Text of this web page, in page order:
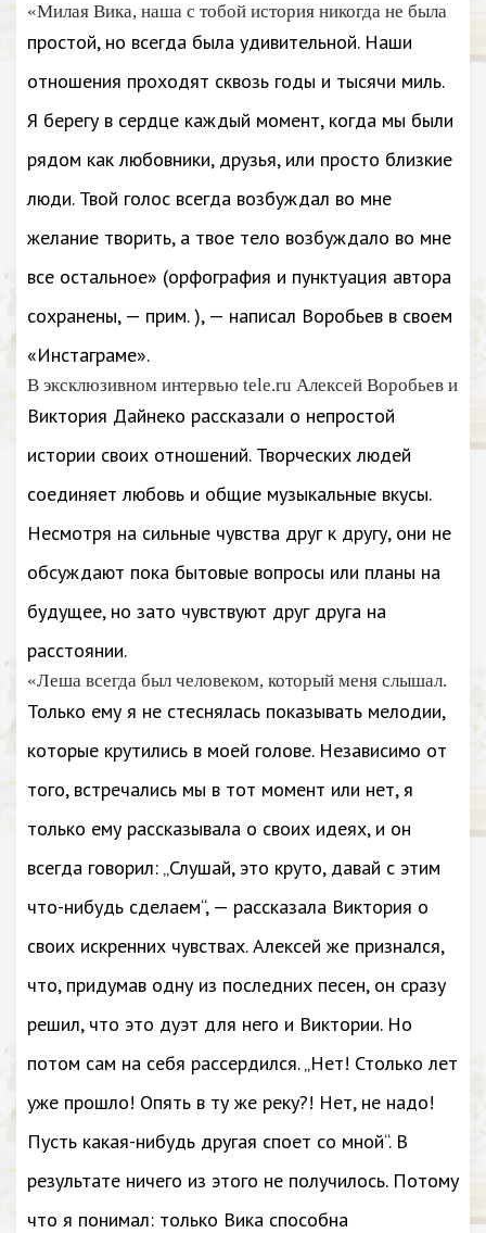
«Милая Вика, наша с тобой история никогда не была
простой, но всегда была удивительной. Наши
отношения проходят сквозь годы и тысячи миль.
Я берегу в сердце каждый момент, когда мы были
рядом как любовники, друзья, или просто близкие
люди. Твой голос всегда возбуждал во мне
желание творить, а твое тело возбуждало во мне
все остальное» (орфография и пунктуация автора
сохранены, — прим. ), — написал Воробьев в своем
«Инстаграме».
В эксклюзивном интервью tele.ru Алексей Воробьев и
Виктория Дайнеко рассказали о непростой
истории своих отношений. Творческих людей
соединяет любовь и общие музыкальные вкусы.
Несмотря на сильные чувства друг к другу, они не
обсуждают пока бытовые вопросы или планы на
будущее, но зато чувствуют друг друга на
расстоянии.
«Леша всегда был человеком, который меня слышал.
Только ему я не стеснялась показывать мелодии,
которые крутились в моей голове. Независимо от
того, встречались мы в тот момент или нет, я
только ему рассказывала о своих идеях, и он
всегда говорил: „Слушай, это круто, давай с этим
что-нибудь сделаем“, — рассказала Виктория о
своих искренних чувствах. Алексей же признался,
что, придумав одну из последних песен, он сразу
решил, что это дуэт для него и Виктории. Но
потом сам на себя рассердился. „Нет! Столько лет
уже прошло! Опять в ту же реку?! Нет, не надо!
Пусть какая-нибудь другая споет со мной“. В
результате ничего из этого не получилось. Потому
что я понимал: только Вика способна